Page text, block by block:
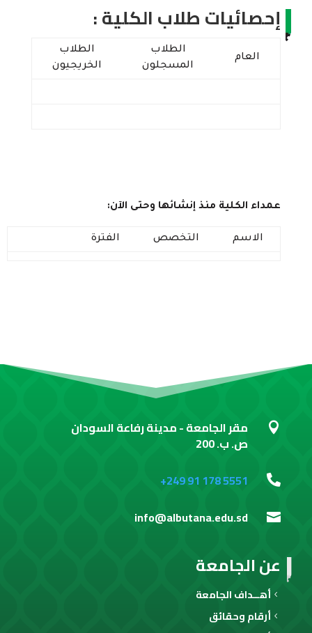
عمداء الكلية منذ إنشائها وحتى الآن:
الفترة التخصص الاسم
إحصائيات طلاب الكلية :
العام
الطلاب
المسجلون
الطلاب
الخريجيون
عن الجامعة
أهــداف الجامعة
أرقام وحقائق
 مقر الجامعة - مدينة رفاعة السودان
ص. ب. 200

+249 91 178 5551

info@albutana.edu.sd